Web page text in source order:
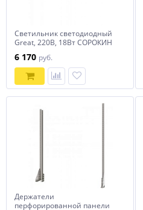
Светильник светодиодный
Great, 220В, 18Вт СОРОКИН
6 170 руб.
Держатели
перфорированной панели